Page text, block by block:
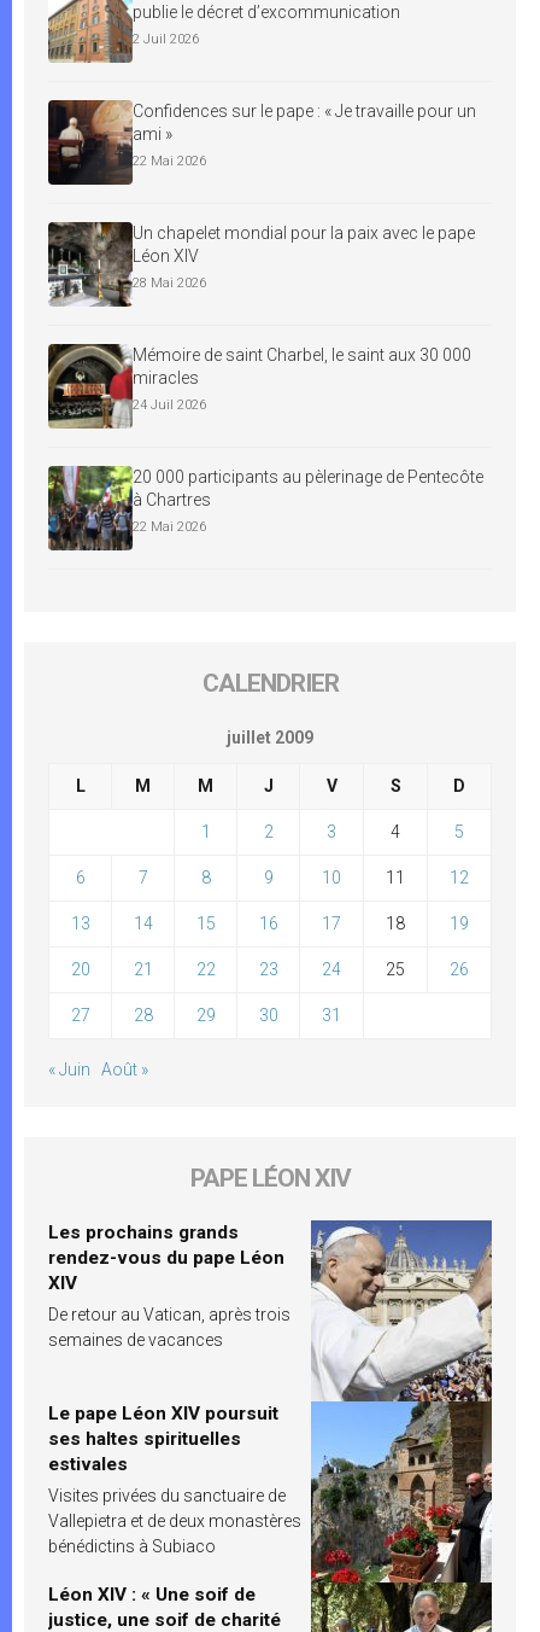
publie le décret d’excommunication
2 Juil 2026
Confidences sur le pape : « Je travaille pour un
ami »
22 Mai 2026
Un chapelet mondial pour la paix avec le pape
Léon XIV
28 Mai 2026
Mémoire de saint Charbel, le saint aux 30 000
miracles
24 Juil 2026
20 000 participants au pèlerinage de Pentecôte
à Chartres
22 Mai 2026
CALENDRIER
juillet 2009
L M M J V S D
1 2 3 4 5
6 7 8 9 10 11 12
13 14 15 16 17 18 19
20 21 22 23 24 25 26
27 28 29 30 31
« Juin Août »
PAPE LÉON XIV
Les prochains grands
rendez-vous du pape Léon
XIV
De retour au Vatican, après trois
semaines de vacances
Le pape Léon XIV poursuit
ses haltes spirituelles
estivales
Visites privées du sanctuaire de
Vallepietra et de deux monastères
bénédictins à Subiaco
Léon XIV : « Une soif de
justice, une soif de charité